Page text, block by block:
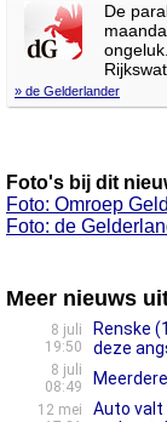
De
» de Gelderlander
Foto's bij dit
Foto: Omroep
Foto: de
Meer nieuws
8 juli
19:50
Renske
deze
8 juli
08:49
12 mei
Auto valt